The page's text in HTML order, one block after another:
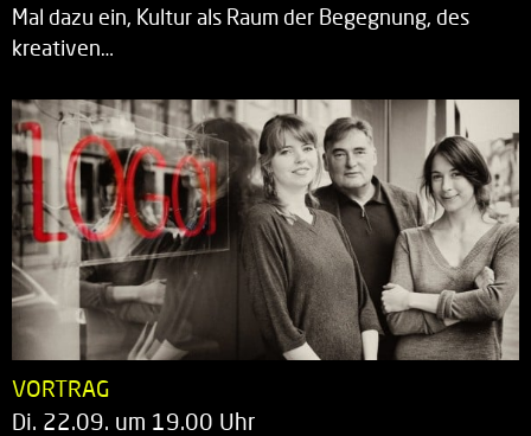
Mal dazu ein, Kultur als Raum der Begegnung, des
kreativen…
VORTRAG
Di. 22.09. um 19.00 Uhr